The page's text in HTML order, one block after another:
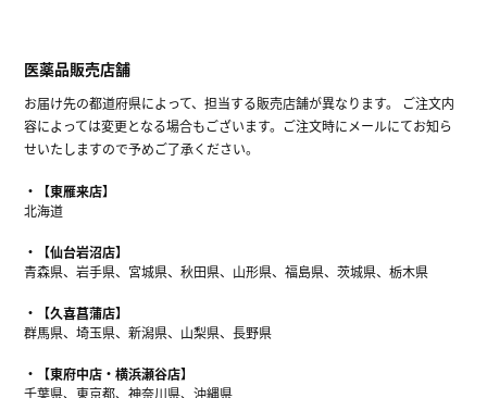
医薬品販売店舗
お届け先の都道府県によって、担当する販売店舗が異なります。 ご注文内
容によっては変更となる場合もございます。ご注文時にメールにてお知ら
せいたしますので予めご了承ください。
【東雁来店】
北海道
【仙台岩沼店】
青森県、岩手県、宮城県、秋田県、山形県、福島県、茨城県、栃木県
【久喜菖蒲店】
群馬県、埼玉県、新潟県、山梨県、長野県
【東府中店・横浜瀬谷店】
千葉県、東京都、神奈川県、沖縄県